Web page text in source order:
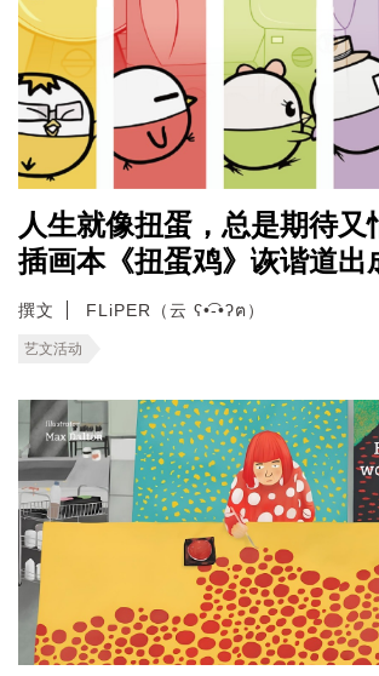
人生就像扭蛋，总是期待又
插画本《扭蛋鸡》诙谐道出
撰文 FLiPER（云 ʕ•͡-•ʔฅ）
艺文活动